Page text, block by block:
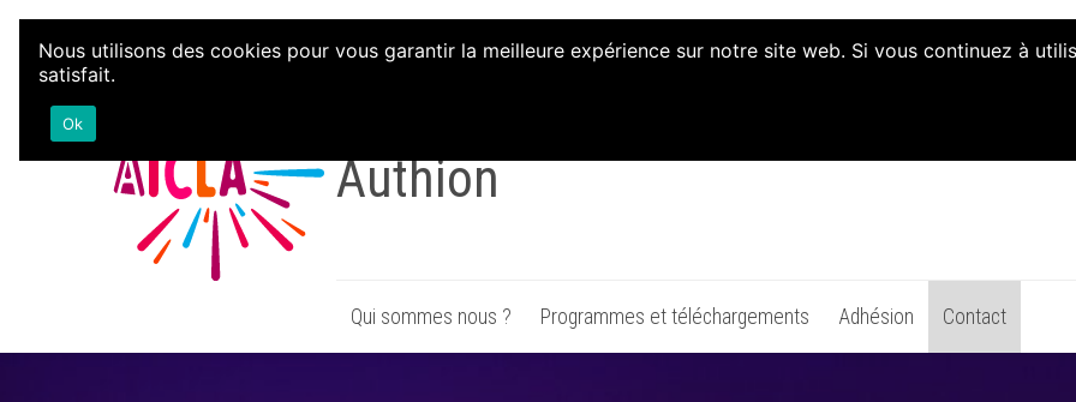
Aller au contenu
Authion
Qui sommes nous ? Programmes et téléchargements Adhésion Contact
Nous utilisons des cookies pour vous garantir la meilleure expérience sur notre site web. Si vous continuez à
satisfait.
Ok